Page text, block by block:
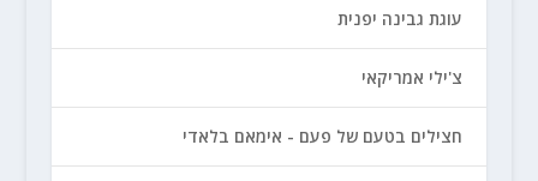
עוגת גבינה יפנית
צ'ילי אמריקאי
חצילים בטעם של פעם - אימאם בלאדי